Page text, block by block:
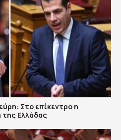
Στο επίκεντρο η
της Ελλάδας